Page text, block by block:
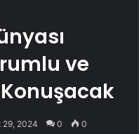
ve
29, 2024 0 0